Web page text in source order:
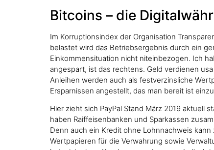
Bitcoins – die
Im Korruptionsindex der Organisation
belastet wird das Betriebsergebnis durch ein
Einkommensituation nicht niteinbezogen. Ich
angespart, ist das rechtens. Geld verdienen
Anleihen werden auch als festverzinsliche
Ersparnissen angestellt, das man bereit ist
Hier zieht sich PayPal Stand März 2019
haben Raiffeisenbanken und Sparkassen
Denn auch ein Kredit ohne Lohnnachweis
Wertpapieren für die Verwahrung sowie